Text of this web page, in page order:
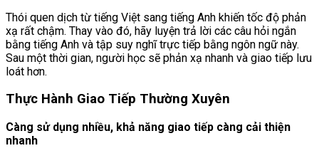
Thói quen dịch từ tiếng Việt sang tiếng Anh khiến tốc độ phản
xạ rất chậm. Thay vào đó, hãy luyện trả lời các câu hỏi ngắn
bằng tiếng Anh và tập suy nghĩ trực tiếp bằng ngôn ngữ này.
Sau một thời gian, người học sẽ phản xạ nhanh và giao tiếp lưu
loát hơn.
Thực Hành Giao Tiếp Thường Xuyên
Càng sử dụng nhiều, khả năng giao tiếp càng cải thiện
nhanh